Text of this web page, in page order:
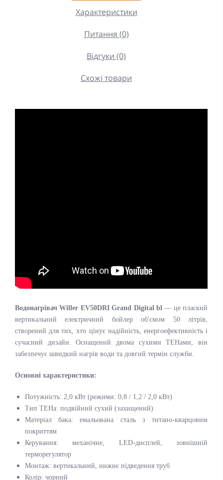
Характеристики
Питання (0)
Відгуки (0)
Схожі товари
Водонагрівач Willer EV50DRI Grand Digital bl— це плаский
вертикальний електричний бойлер об'ємом 50 літрів,
створений для тих, хто цінує надійність, енергоефективність і
сучасний дизайн. Оснащений двома сухими ТЕНами, він
забезпечує швидкий нагрів води та довгий термін служби.
Основні характеристики:
Потужність: 2,0 кВт (режими: 0,8 / 1,2 / 2,0 кВт)
Тип ТЕНа: подвійний сухий (захищений)
Матеріал бака: емальована сталь з титано-кварцовим
покриттям
Керування: механічне, LED-дисплей, зовнішній
терморегулятор
Монтаж: вертикальний, нижнє підведення труб
Колір: чорний